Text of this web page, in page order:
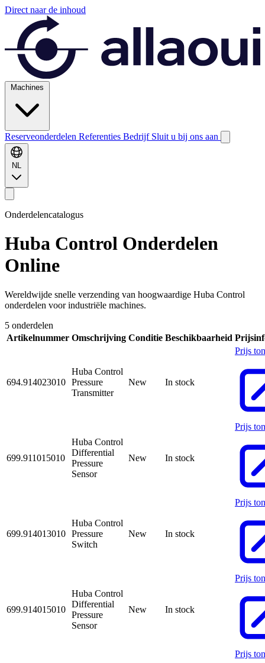
Direct naar de inhoud
Machines
Reserveonderdelen Referenties Bedrijf Sluit u bij ons aan
NL
Onderdelencatalogus
Huba Control Onderdelen
Online
Wereldwijde snelle verzending van hoogwaardige Huba Control
onderdelen voor industriële machines.
5 onderdelen
Artikelnummer Omschrijving Conditie Beschikbaarheid
694.914023010
Huba Control
Pressure
Transmitter
New In stock
Prijs
699.911015010
Huba Control
Differential
Pressure
Sensor
New In stock
Prijs
699.914013010
Huba Control
Pressure
Switch
New In stock
Prijs
699.914015010
Huba Control
Differential
Pressure
Sensor
New In stock
Prijs
Prijs